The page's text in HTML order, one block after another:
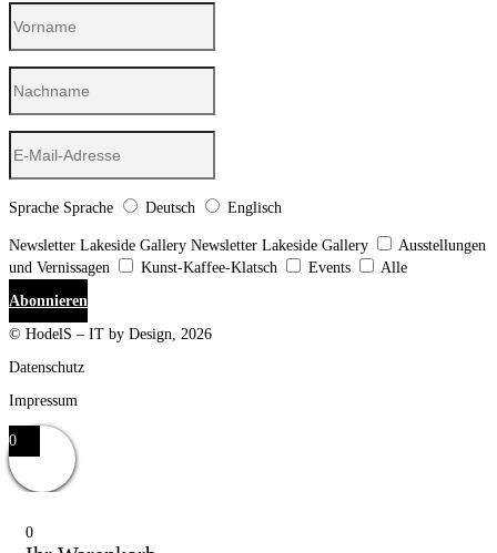
Sprache Sprache Deutsch Englisch
Newsletter Lakeside Gallery Newsletter Lakeside Gallery
Ausstellungen
und Vernissagen
Kunst-Kaffee-Klatsch Events
Alle
Abonnieren
© HodelS – IT by Design, 2026
Datenschutz
Impressum
0
0